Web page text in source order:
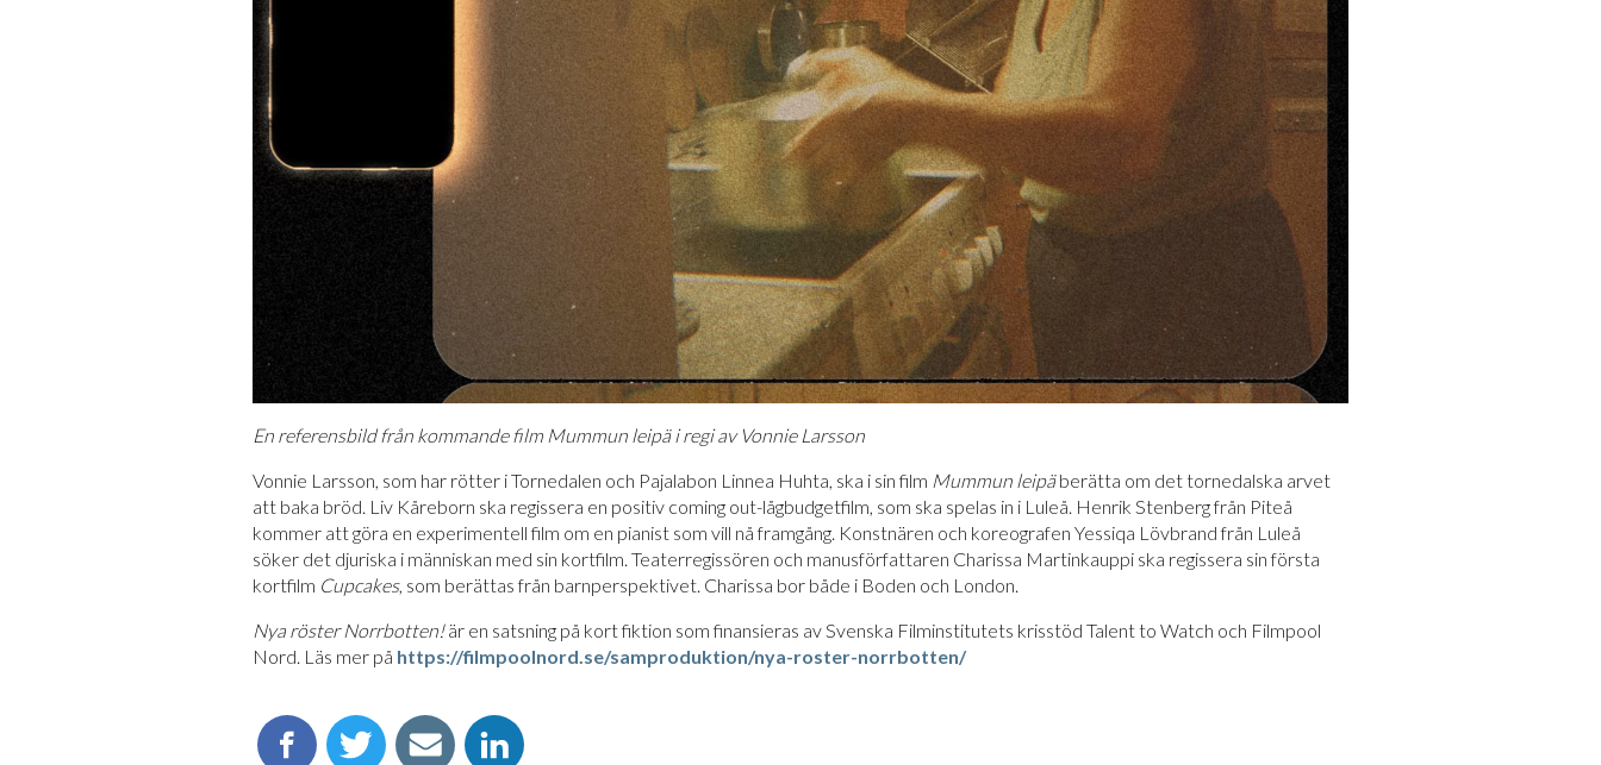
En referensbild från kommande film Mummun leipä i regi av Vonnie Larsson
Vonnie Larsson, som har rötter i Tornedalen och Pajalabon Linnea Huhta, ska i sin film Mummun leipäberätta om det tornedalska arvet
att baka bröd. Liv Kåreborn ska regissera en positiv coming out-lågbudgetfilm, som ska spelas in i Luleå. Henrik Stenberg från Piteå
kommer att göra en experimentell film om en pianist som vill nå framgång. Konstnären och koreografen Yessiqa Lövbrand från Luleå
söker det djuriska i människan med sin kortfilm. Teaterregissören och manusförfattaren Charissa Martinkauppi ska regissera sin första
kortfilm Cupcakes, som berättas från barnperspektivet. Charissa bor både i Boden och London.
Nya röster Norrbotten!är en satsning på kort fiktion som finansieras av Svenska Filminstitutets krisstöd Talent to Watch och Filmpool
Nord. Läs mer på https://filmpoolnord.se/samproduktion/nya-roster-norrbotten/